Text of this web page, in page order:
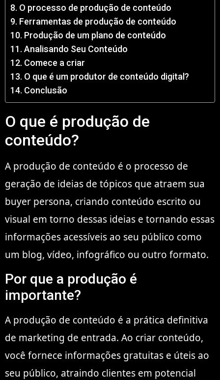
O processo de produção de conteúdo
Ferramentas de produção de conteúdo
Produção de um plano de conteúdo
Analisando Seu Conteúdo
Comece a criar
O que é um produtor de conteúdo digital?
Conclusão
O que é produção de
conteúdo?
A produção de conteúdo é o processo de
geração de ideias de tópicos que atraem sua
buyer persona, criando conteúdo escrito ou
visual em torno dessas ideias e tornando essas
informações acessíveis ao seu público como
um blog, vídeo, infográfico ou outro formato.
Por que a produção é
importante?
A produção de conteúdo é a prática definitiva
de marketing de entrada. Ao criar conteúdo,
você fornece informações gratuitas e úteis ao
seu público, atraindo clientes em potencial